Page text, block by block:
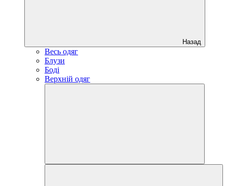
Назад
Весь одяг
Блузи
Боді
Верхній одяг